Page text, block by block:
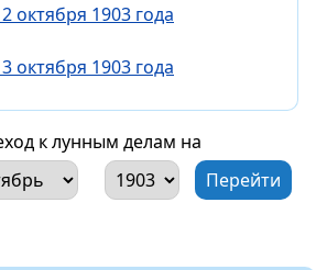
октября 1903 года
октября 1903 года
к лунным делам на